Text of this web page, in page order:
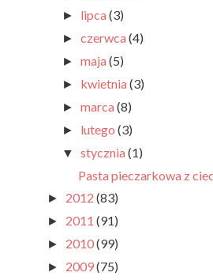
► lipca(3)
►czerwca(4)
►maja(5)
► kwietnia(3)
►marca(8)
► lutego(3)
▼stycznia(1)
Pasta pieczarkowa z
► 2012 (83)
► 2011 (91)
► 2010(99)
► 2009(75)